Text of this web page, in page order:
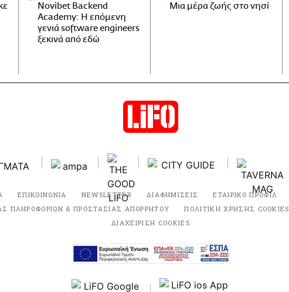
Novibet Backend
Academy: Η επόμενη
γενιά software engineers
ξεκινά από εδώ
Μια μέρα ζωής στο νησί
ΕΠΙΚΟΙΝΩΝΙΑ NEWSLETTER ΔΙΑΦΗΜΙΣΕΙΣ ΕΤΑΙΡΙΚΟ ΠΡΟΦΙΛ
ΠΛΗΡΟΦΟΡΙΩΝ & ΠΡΟΣΤΑΣΙΑΣ ΑΠΟΡΡΗΤΟΥ
ΠΟΛΙΤΙΚΗ ΧΡΗΣΗΣ COOKIES
ΔΙΑΧΕΙΡΙΣΗ COOKIES